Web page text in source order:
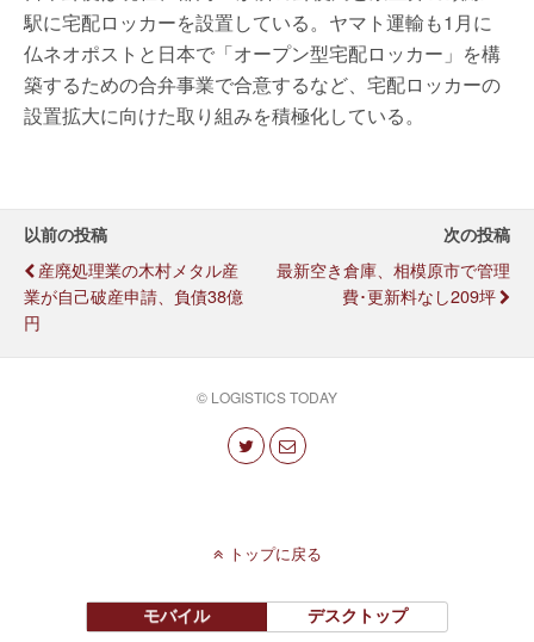
駅に宅配ロッカーを設置している。ヤマト運輸も1月に
仏ネオポストと日本で「オープン型宅配ロッカー」を構
築するための合弁事業で合意するなど、宅配ロッカーの
設置拡大に向けた取り組みを積極化している。
以前の投稿
産廃処理業の木村メタル産
業が自己破産申請、負債38億
円
次の投稿
最新空き倉庫、相模原市で管理
費･更新料なし209坪
© LOGISTICS TODAY
トップに戻る
モバイル デスクトップ